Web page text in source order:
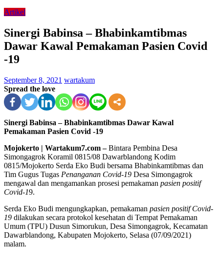
Artikel
Sinergi Babinsa – Bhabinkamtibmas
Dawar Kawal Pemakaman Pasien Covid
-19
September 8, 2021 wartakum
Spread the love
Sinergi Babinsa – Bhabinkamtibmas Dawar Kawal
Pemakaman Pasien Covid -19
Mojokerto | Wartakum7.com –Bintara Pembina Desa
Simongagrok Koramil 0815/08 Dawarblandong Kodim
0815/Mojokerto Serda Eko Budi bersama Bhabinkamtibmas dan
Tim Gugus Tugas Penanganan Covid-19 Desa Simongagrok
mengawal dan mengamankan prosesi pemakaman pasien positif
Covid-19.
Serda Eko Budi mengungkapkan, pemakaman pasien positif Covid-
19 dilakukan secara protokol kesehatan di Tempat Pemakaman
Umum (TPU) Dusun Simorukun, Desa Simongagrok, Kecamatan
Dawarblandong, Kabupaten Mojokerto, Selasa (07/09/2021)
malam.